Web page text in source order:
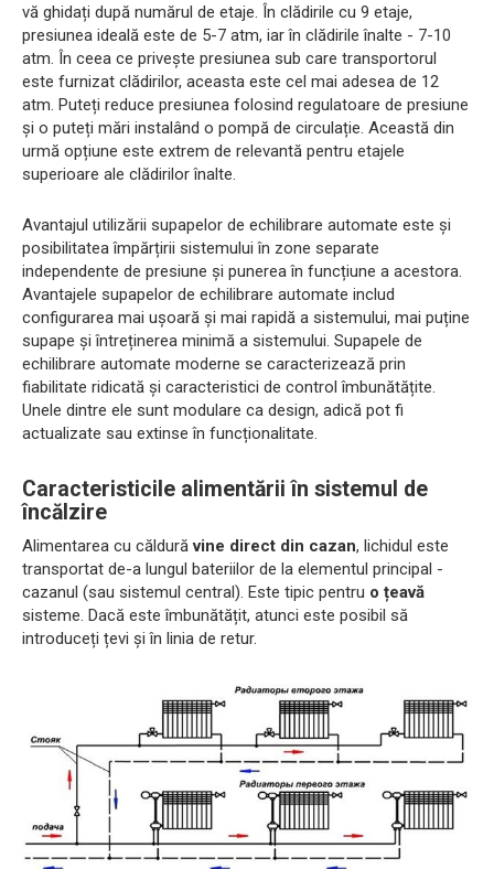
vă ghidați după numărul de etaje. În clădirile cu 9 etaje,
presiunea ideală este de 5-7 atm, iar în clădirile înalte - 7-10
atm. În ceea ce privește presiunea sub care transportorul
este furnizat clădirilor, aceasta este cel mai adesea de 12
atm. Puteți reduce presiunea folosind regulatoare de presiune
și o puteți mări instalând o pompă de circulație. Această din
urmă opțiune este extrem de relevantă pentru etajele
superioare ale clădirilor înalte.
Avantajul utilizării supapelor de echilibrare automate este și
posibilitatea împărțirii sistemului în zone separate
independente de presiune și punerea în funcțiune a acestora.
Avantajele supapelor de echilibrare automate includ
configurarea mai ușoară și mai rapidă a sistemului, mai puține
supape și întreținerea minimă a sistemului. Supapele de
echilibrare automate moderne se caracterizează prin
fiabilitate ridicată și caracteristici de control îmbunătățite.
Unele dintre ele sunt modulare ca design, adică pot fi
actualizate sau extinse în funcționalitate.
Caracteristicile alimentării în sistemul de
încălzire
Alimentarea cu căldurăvine direct din cazan, lichidul este
transportat de-a lungul bateriilor de la elementul principal -
cazanul (sau sistemul central). Este tipic pentru o țeavă
sisteme. Dacă este îmbunătățit, atunci este posibil să
introduceți țevi și în linia de retur.